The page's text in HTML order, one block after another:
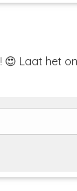
😍 Laat het